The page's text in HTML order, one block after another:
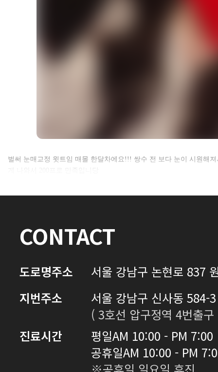
셀카후기 전체 내용은
로그인 후 확인하실 수 있습니다.
벌써 눈매교정 윗트임 매몰 한달차에요!!! 쌍수 전 보다 눈이 시원해
게 나와서 200프로 만족입니당
CONTACT
도로명주소
서울 강남구 논현로 837
지번주소
서울 강남구 신사동 584-
( 3호선 압구정역 4번출
진료시간
평일AM 10:00 - PM 7:00
공휴일AM 10:00 - PM